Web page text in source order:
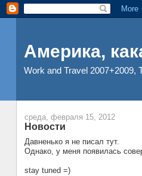
Америка,
Work and Travel 2007+2009,
среда, февраля 15, 2012
Новости
Давненько я не писал тут.
Однако, у меня появилась
stay tuned =)